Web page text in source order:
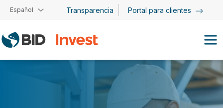
Pasar al contenido principal
Español Transparencia Portal para clientes